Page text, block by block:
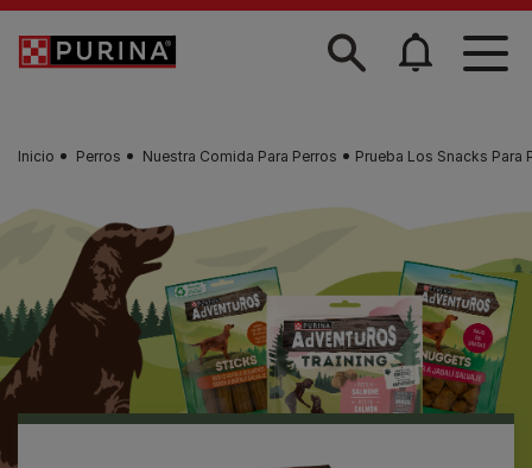
Skip to main content
Inicio Perros Nuestra Comida Para Perros Prueba Los Snacks Para